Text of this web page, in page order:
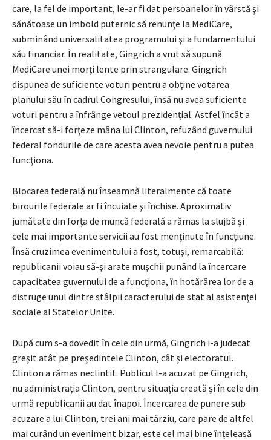
care, la fel de important, le-ar fi dat persoanelor în vârstă şi
sănătoase un imbold puternic să renunţe la MediCare,
subminând universalitatea programului şi a fundamentului
său financiar. În realitate, Gingrich a vrut să supună
MediCare unei morţi lente prin strangulare. Gingrich
dispunea de suficiente voturi pentru a obţine votarea
planului său în cadrul Congresului, însă nu avea suficiente
voturi pentru a înfrânge vetoul prezidenţial. Astfel încât a
încercat să-i forţeze mâna lui Clinton, refuzând guvernului
federal fondurile de care acesta avea nevoie pentru a putea
funcţiona.
Blocarea federală nu înseamnă literalmente că toate
birourile federale ar fi încuiate şi închise. Aproximativ
jumătate din forţa de muncă federală a rămas la slujbă şi
cele mai importante servicii au fost menţinute în funcţiune.
Însă cruzimea evenimentului a fost, totuşi, remarcabilă:
republicanii voiau să-şi arate muşchii punând la încercare
capacitatea guvernului de a funcţiona, în hotărârea lor de a
distruge unul dintre stâlpii caracterului de stat al asistenţei
sociale al Statelor Unite.
După cum s-a dovedit în cele din urmă, Gingrich i-a judecat
greşit atât pe preşedintele Clinton, cât şi electoratul.
Clinton a rămas neclintit. Publicul l-a acuzat pe Gingrich,
nu administraţia Clinton, pentru situaţia creată şi în cele din
urmă republicanii au dat înapoi. Încercarea de punere sub
acuzare a lui Clinton, trei ani mai târziu, care pare de altfel
mai curând un eveniment bizar, este cel mai bine înţeleasă